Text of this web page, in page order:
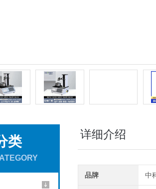
类 详细介绍
品牌 中